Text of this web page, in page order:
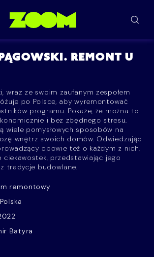
REMONT U
wraz ze swoim zaufanym zespołem
po Polsce, aby wyremontować
programu. Pokaże, że można to
i bez zbędnego stresu.
wiele pomysłowych sposobów na
wnętrz swoich domów. Odwiedzając
opowie też o każdym z nich,
ciekawostek, przedstawiając jego
tradycje budowlane.
remontowy
Polska
Batyra